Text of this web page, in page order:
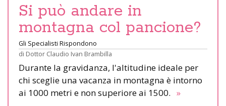
Si può andare in
montagna col pancione?
Gli Specialisti Rispondono
di Dottor Claudio Ivan Brambilla
Durante la gravidanza, l'altitudine ideale per
chi sceglie una vacanza in montagna è intorno
ai 1000 metri e non superiore ai 1500. »